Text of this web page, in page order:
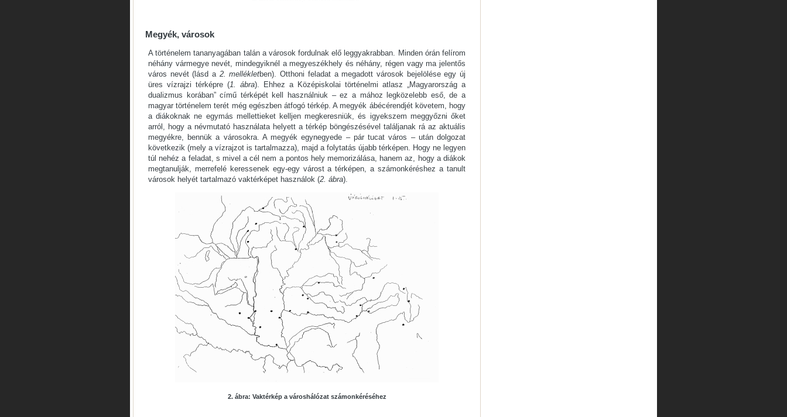
Megyék, városok
A történelem tananyagában talán a városok fordulnak elő leggyakrabban. Minden órán felírom
néhány vármegye nevét, mindegyiknél a megyeszékhely és néhány, régen vagy ma jelentős
város nevét (lásd a 2. mellékletben). Otthoni feladat a megadott városok bejelölése egy új
üres vízrajzi térképre (1. ábra). Ehhez a Középiskolai történelmi atlasz „Magyarország a
dualizmus korában” című térképét kell használniuk – ez a mához legközelebb eső, de a
magyar történelem terét még egészben átfogó térkép. A megyék ábécérendjét követem, hogy
a diákoknak ne egymás mellettieket kelljen megkeresniük, és igyekszem meggyőzni őket
arról, hogy a névmutató használata helyett a térkép böngészésével találjanak rá az aktuális
megyékre, bennük a városokra. A megyék egynegyede – pár tucat város – után dolgozat
következik (mely a vízrajzot is tartalmazza), majd a folytatás újabb térképen. Hogy ne legyen
túl nehéz a feladat, s mivel a cél nem a pontos hely memorizálása, hanem az, hogy a diákok
megtanulják, merrefelé keressenek egy-egy várost a térképen, a számonkéréshez a tanult
városok helyét tartalmazó vaktérképet használok (2. ábra).
2. ábra: Vaktérkép a városhálózat számonkéréséhez